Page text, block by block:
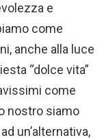
e
come
anche alla luce
“dolce vita”
come
nostro siamo
un’alternativa,